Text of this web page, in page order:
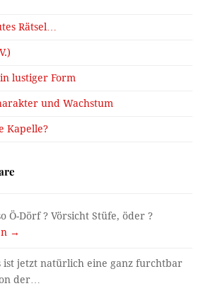
Rätsel…
lustiger Form
und Wachstum
Kapelle?
Ö-Dörf ? Vörsicht Stüfe, öder ?
→
ist jetzt natürlich eine ganz furchtbar
der…